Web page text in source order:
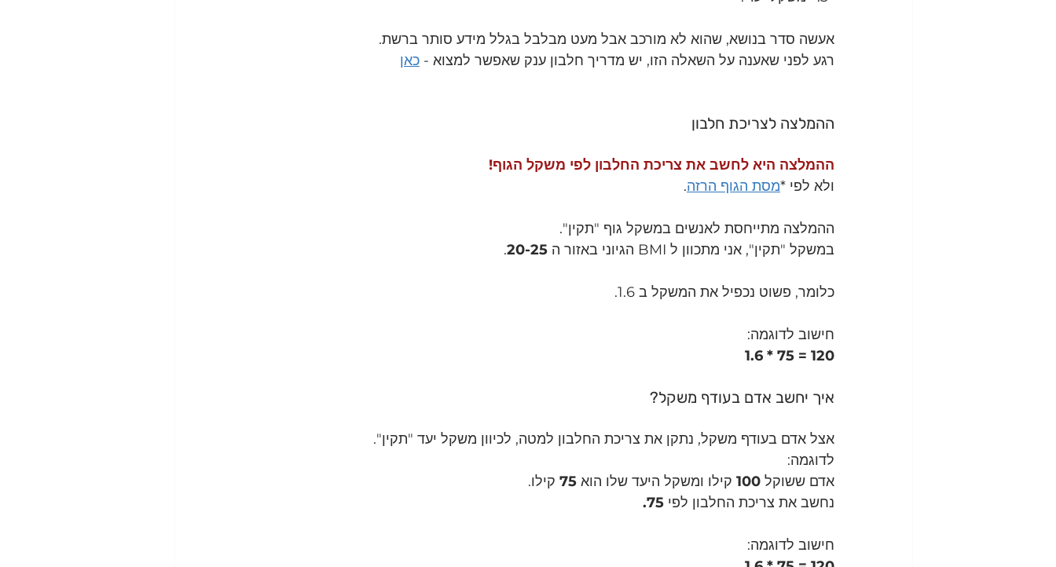
אעשה סדר בנושא, שהוא לא מורכב אבל מעט מבלבל בגלל מידע סותר ברשת.
רגע לפני שאענה על השאלה הזו, יש מדריך חלבון ענק שאפשר למצוא - כאן
ההמלצה לצריכת חלבון
ההמלצה היא לחשב את צריכת החלבון לפי משקל הגוף!
ולא לפי *מסת הגוף הרזה.
ההמלצה מתייחסת לאנשים במשקל גוף "תקין".
במשקל "תקין", אני מתכוון ל BMI הגיוני באזור ה
20-25
.
כלומר, פשוט נכפיל את המשקל ב 1.6.
חישוב לדוגמה:
1.6 * 75 = 120
איך יחשב אדם בעודף משקל?
אצל אדם בעודף משקל, נתקן את צריכת החלבון למטה, לכיוון משקל יעד "תקין".
לדוגמה:
אדם ששוקל 100 קילו ומשקל היעד שלו הוא 75 קילו.
נחשב את צריכת החלבון לפי 75.
חישוב לדוגמה: